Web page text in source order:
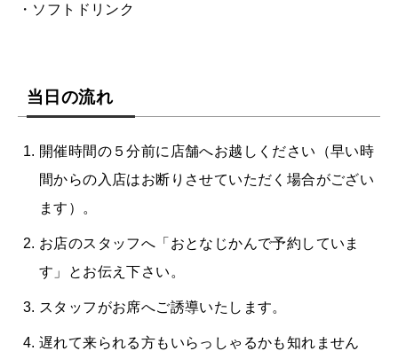
・ソフトドリンク
当日の流れ
開催時間の５分前に店舗へお越しください（早い時
間からの入店はお断りさせていただく場合がござい
ます）。
お店のスタッフへ「おとなじかんで予約していま
す」とお伝え下さい。
スタッフがお席へご誘導いたします。
遅れて来られる方もいらっしゃるかも知れません